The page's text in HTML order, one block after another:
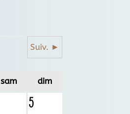
Suiv. ►
sam dim
5